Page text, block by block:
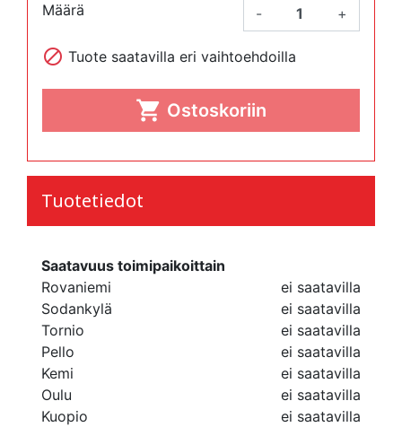
Määrä - +
 Tuote saatavilla eri vaihtoehdoilla
 Ostoskoriin
Tuotetiedot
Saatavuus toimipaikoittain
Rovaniemi
ei saatavilla
Sodankylä
ei saatavilla
Tornio
ei saatavilla
Pello
ei saatavilla
Kemi
ei saatavilla
Oulu
ei saatavilla
Kuopio
ei saatavilla